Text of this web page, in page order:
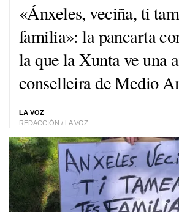
«Ánxeles, veciña, ti
familia»: la pancarta
la que la Xunta ve una
conselleira de Medio
LA VOZ
REDACCIÓN / LA VOZ